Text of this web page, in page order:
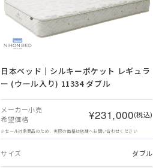
日本ベッド｜シルキーポケット レギュラ
ー (ウール入り) 11334 ダブル
メーカー小売
希望価格
¥231,000(税込)
※セール対象商品のため、実際の価格は店舗へお問い合わせください
サイズ ダブル